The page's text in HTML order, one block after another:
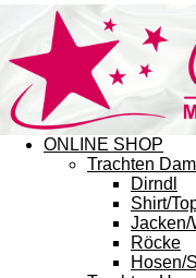
ONLINE SHOP
Trachten
Dirndl
Shirt/
Jacken/
Röcke
Hosen/